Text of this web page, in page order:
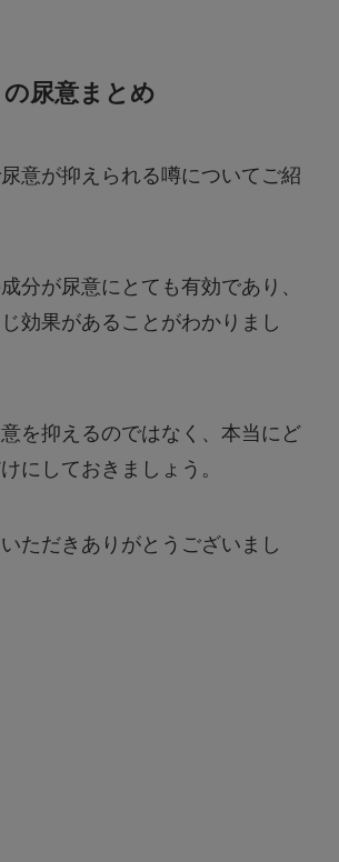
尿意まとめ
意が抑えられる噂についてご紹
分が尿意にとても有効であり、
効果があることがわかりまし
を抑えるのではなく、本当にど
にしておきましょう。
ただきありがとうございまし